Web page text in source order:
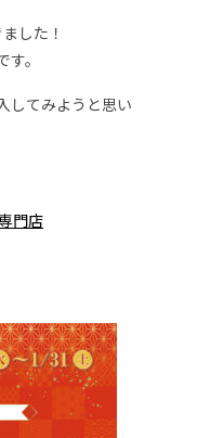
した！
。
してみようと思い
門店